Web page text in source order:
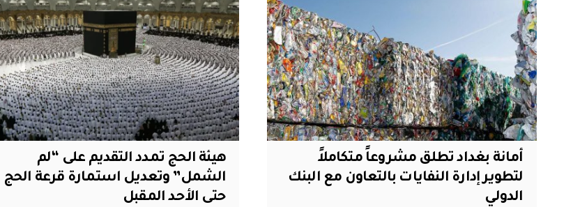
أمانة بغداد تطلق مشروعاً متكاملاً
لتطوير إدارة النفايات بالتعاون مع البنك
الدولي
هيئة الحج تمدد التقديم على “لم
الشمل” وتعديل استمارة قرعة الحج
حتى الأحد المقبل